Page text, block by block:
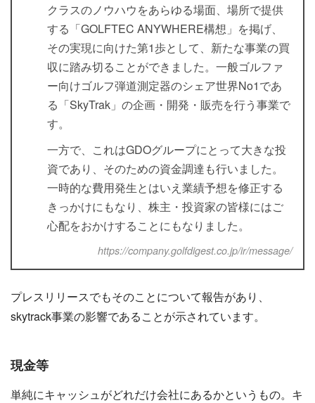
クラスのノウハウをあらゆる場面、場所で提供
する「GOLFTEC ANYWHERE構想」を掲げ、
その実現に向けた第1歩として、新たな事業の買
収に踏み切ることができました。一般ゴルファ
ー向けゴルフ弾道測定器のシェア世界No1であ
る「SkyTrak」の企画・開発・販売を行う事業で
す。
一方で、これはGDOグループにとって大きな投
資であり、そのための資金調達も行いました。
一時的な費用発生とはいえ業績予想を修正する
きっかけにもなり、株主・投資家の皆様にはご
心配をおかけすることにもなりました。
https://company.golfdigest.co.jp/ir/message/
プレスリリースでもそのことについて報告があり、
skytrack事業の影響であることが示されています。
現金等
単純にキャッシュがどれだけ会社にあるかというもの。キ